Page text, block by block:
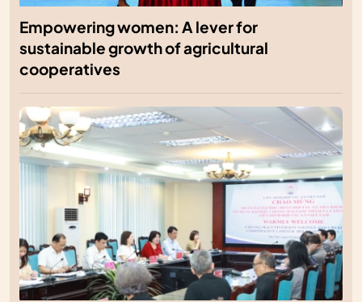
Empowering women: A lever for
sustainable growth of agricultural
cooperatives